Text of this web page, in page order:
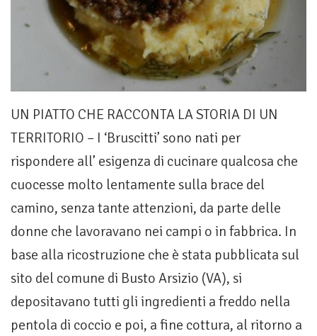
UN PIATTO CHE RACCONTA LA STORIA DI UN
TERRITORIO – I ‘Bruscitti’ sono nati per
rispondere all’ esigenza di cucinare qualcosa che
cuocesse molto lentamente sulla brace del
camino, senza tante attenzioni, da parte delle
donne che lavoravano nei campi o in fabbrica. In
base alla ricostruzione che è stata pubblicata sul
sito del comune di Busto Arsizio (VA), si
depositavano tutti gli ingredienti a freddo nella
pentola di coccio e poi, a fine cottura, al ritorno a